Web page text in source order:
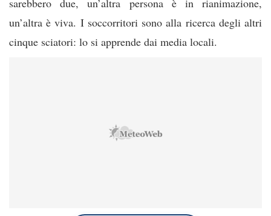
sarebbero due, un’altra persona è in rianimazione,
un’altra è viva. I soccorritori sono alla ricerca degli altri
cinque sciatori: lo si apprende dai media locali.